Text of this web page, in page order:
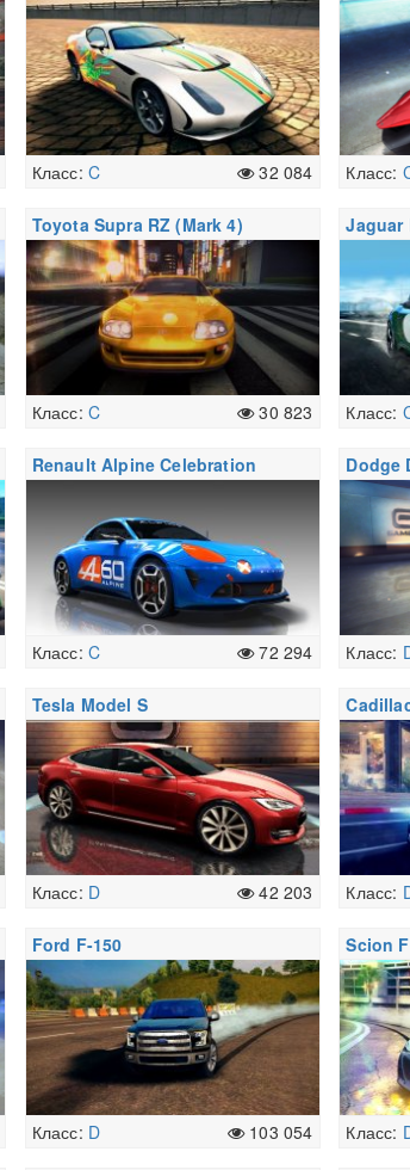
Класс: C 32 084 Класс:
Toyota Supra RZ (Mark 4)
Класс: C 30 823
Jaguar
Класс:
Renault Alpine Celebration
Класс: C 72 294
Dodge
Класс:
Tesla Model S
Класс: D 42 203 Класс:
Ford F-150
Класс: D 103 054
Scion
Класс: